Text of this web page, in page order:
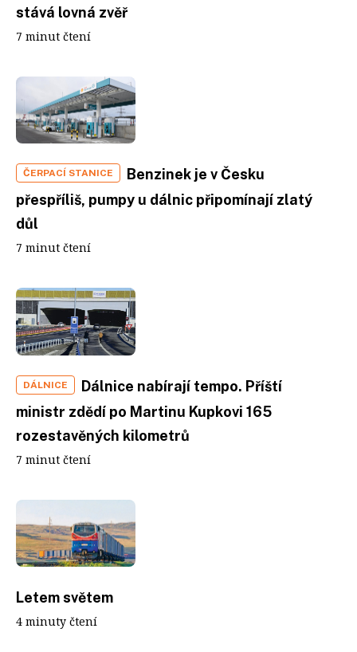
stává lovná zvěř
7 minut čtení
ČERPACÍ STANICE
Benzinek je v Česku
přespříliš, pumpy u dálnic připomínají zlatý
důl
7 minut čtení
DÁLNICE
Dálnice nabírají tempo. Příští
ministr zdědí po Martinu Kupkovi 165
rozestavěných kilometrů
7 minut čtení
Letem světem
4 minuty čtení